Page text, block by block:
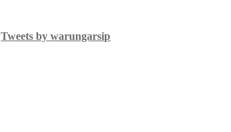
Tweets by warungarsip